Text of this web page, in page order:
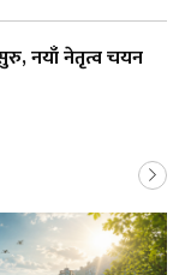
नयाँ नेतृत्व चयन